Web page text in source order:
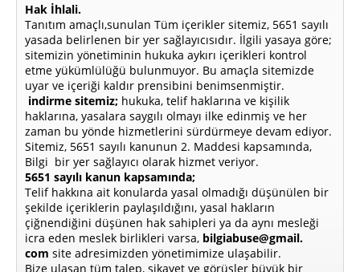
Hak İhlali.
Tanıtım amaçlı,sunulan Tüm içerikler sitemiz, 5651 sayılı
yasada belirlenen bir yer sağlayıcısıdır. İlgili yasaya göre;
sitemizin yönetiminin hukuka aykırı içerikleri kontrol
etme yükümlülüğü bulunmuyor. Bu amaçla sitemizde
uyar ve içeriği kaldır prensibini benimsenmiştir.
indirme sitemiz; hukuka, telif haklarına ve kişilik
haklarına, yasalara saygılı olmayı ilke edinmiş ve her
zaman bu yönde hizmetlerini sürdürmeye devam ediyor.
Sitemiz, 5651 sayılı kanunun 2. Maddesi kapsamında,
Bilgi bir yer sağlayıcı olarak hizmet veriyor.
5651 sayılı kanun kapsamında;
Telif hakkına ait konularda yasal olmadığı düşünülen bir
şekilde içeriklerin paylaşıldığını, yasal hakların
çiğnendiğini düşünen hak sahipleri ya da aynı mesleği
icra eden meslek birlikleri varsa, bilgiabuse@gmail.
com site adresimizden yönetimimize ulaşabilir.
Bize ulaşan tüm talep, şikayet ve görüşler büyük bir